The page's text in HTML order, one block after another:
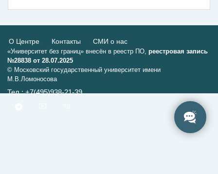
О Центре Контакты СМИ о нас
«Университет без границ» внесён в реестр ПО, реестровая запись
№28838 от 28.07.2025
© Московский государственный университет имени
М.В.Ломоносова
Тел.: +7(495)938-21-39